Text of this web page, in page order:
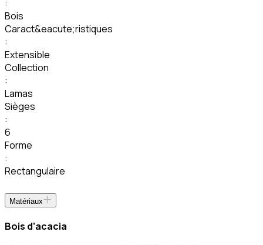
:
Bois
Caract&eacute;ristiques
:
Extensible
Collection
:
Lamas
Sièges
:
6
Forme
:
Rectangulaire
Matériaux
Bois d’acacia